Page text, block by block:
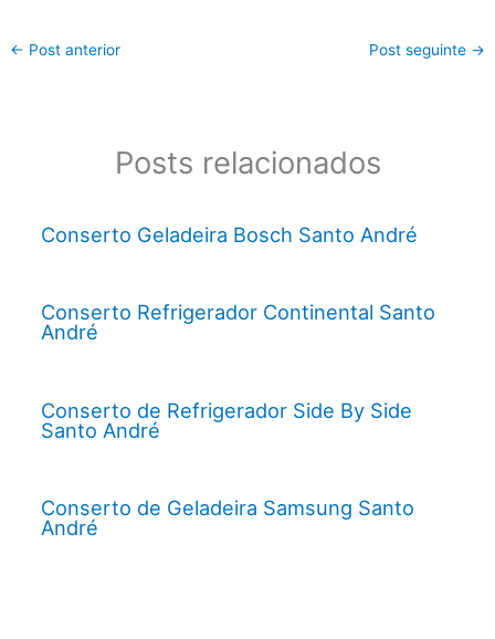
← Post anterior Post seguinte →
Posts relacionados
Conserto Geladeira Bosch Santo André
Conserto Refrigerador Continental Santo
André
Conserto de Refrigerador Side By Side
Santo André
Conserto de Geladeira Samsung Santo
André